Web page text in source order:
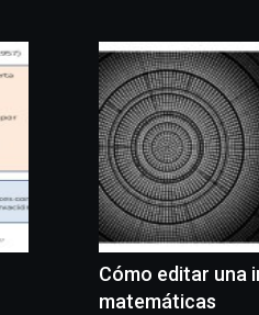
Cómo editar una
matemáticas